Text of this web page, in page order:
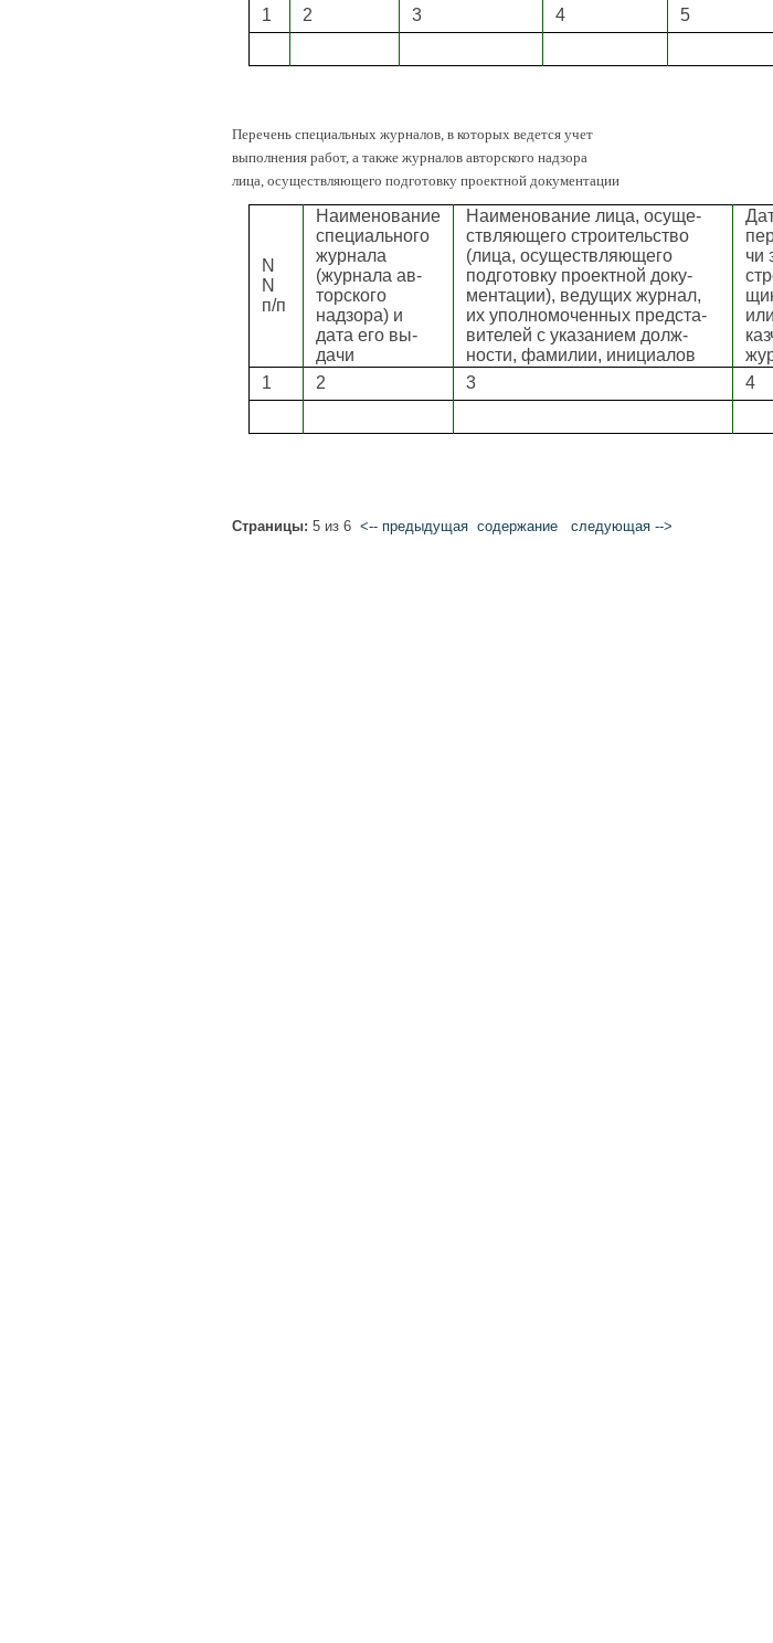
1
2 3 4 5
Перечень специальных журналов, в которых ведется учет
выполнения работ, а также журналов авторского надзора
лица, осуществляющего подготовку проектной документации
N
N
п/п
Наименование
специального
журнала
(журнала ав-
торского
надзора) и
дата его вы-
дачи
Наименование лица, осуще-
ствляющего строительство
(лица, осуществляющего
подготовку проектной доку-
ментации), ведущих журнал,
их уполномоченных предста-
вителей с указанием долж-
ности, фамилии, инициалов
чи
1
2 3 4
Страницы: 5 из 6 <-- предыдущая cодержание следующая -->